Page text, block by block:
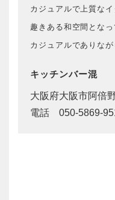
カジュアルで上質な
趣きある和空間とな
カジュアルでありなが
キッチンバー混
大阪府大阪市阿倍
電話 050-5869-